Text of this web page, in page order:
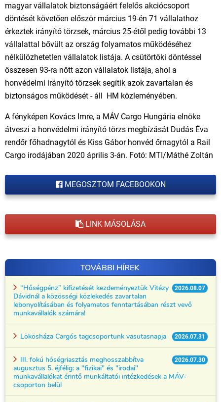
magyar vállalatok biztonságáért felelős akciócsoport
döntését követően először március 19-én 71 vállalathoz
érkeztek irányító törzsek, március 25-étől pedig további 13
vállalattal bővült az ország folyamatos működéséhez
nélkülözhetetlen vállalatok listája. A csütörtöki döntéssel
összesen 93-ra nőtt azon vállalatok listája, ahol a
honvédelmi irányító törzsek segítik azok zavartalan és
biztonságos működését - áll HM közleményében.
A fényképen Kovács Imre, a MÁV Cargo Hungária elnöke
átveszi a honvédelmi irányító törzs megbízását Dudás Éva
rendőr főhadnagytól és Kiss Gábor honvéd őrnagytól a Rail
Cargo irodájában 2020 április 3-án. Fotó: MTI/Máthé Zoltán
MEGOSZTOM FACEBOOKON
LINK MÁSOLÁSA
TOVÁBBI HÍREK
2026.08.07
“Hőségpénz” kifizetését kezdeményeztük Vitézy
Dávidnál a közösségi közlekedés zavartalan
lebonyolításában és folyamatos fenntartásában részt vevő
munkavállalók számára!
2026.07.31
Lökösháza Cargós tagcsoportunk vasutasnapja
2026.07.30
III. fokú hőségriasztás meghosszabbítva
augusztus 5. éjfélig: a "fizikai" és "irodai"
munkavállalókat érintő munkáltatói intézkedések a MÁV-
csoporton belül